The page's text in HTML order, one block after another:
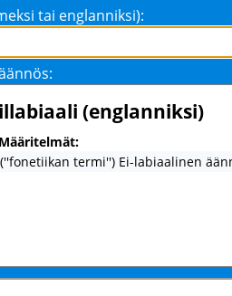
tai englanniksi):
illabiaali (englanniksi)
Määritelmät:
(''fonetiikan termi'') Ei-labiaalinen